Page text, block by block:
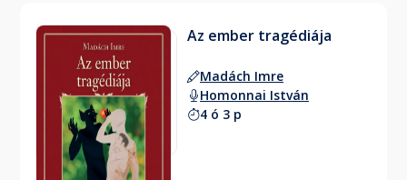
Az ember tragédiája
Madách Imre
Homonnai István
4 ó 3 p